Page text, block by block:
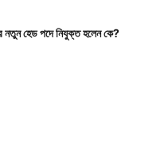
হেড পদে নিযুক্ত হলেন কে?